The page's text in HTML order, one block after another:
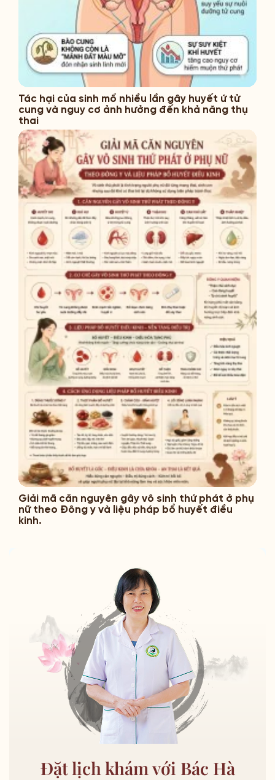
Tác hại của sinh mổ nhiều lần gây huyết ứ tử
cung và nguy cơ ảnh hưởng đến khả năng thụ
thai
Giải mã căn nguyên gây vô sinh thứ phát ở phụ
nữ theo Đông y và liệu pháp bổ huyết điều
kinh.
Đặt lịch khám với Bác Hà